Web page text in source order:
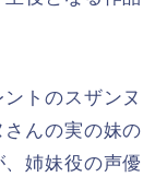
トのスザンヌ
んの実の妹の
姉妹役の声優